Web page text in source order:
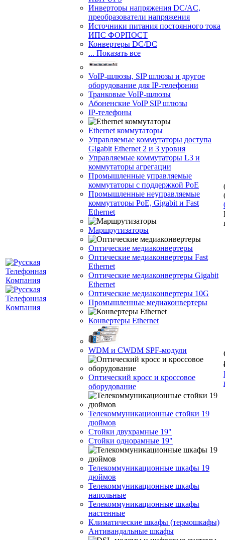
Инверторы напряжения DC/AC,
преобразователи напряжения
Источники питания постоянного тока
ИПС ФОРПОСТ
Конвертеры DC/DC
... Показать все
VoIP-шлюзы, SIP шлюзы и другое
оборудование для IP-телефонии
Транковые VoIP-шлюзы
Абоненские VoIP SIP шлюзы
IP-телефоны
Ethernet коммутаторы
Управляемые коммутаторы доступа
Gigabit Ethernet 2 и 3 уровня
Управляемые коммутаторы L3 и
коммутаторы агрегации
Промышленные управляемые
коммутаторы с поддержкой PoE
Промышленные неуправляемые
коммутаторы PoE, Gigabit и Fast
Ethernet
Маршрутизаторы
Оптические медиаконвертеры
Оптические медиаконвертеры Fast
Ethernet
Оптические медиаконвертеры Gigabit
Ethernet
Оптические медиаконвертеры 10G
Промышленные медиаконвертеры
Конвертеры Ethernet
WDM и CWDM SPF-модули
Оптический кросс и кроссовое
оборудование
Телекоммуникационные стойки 19
дюймов
Стойки двухрамные 19"
Стойки однорамные 19"
Телекоммуникационные шкафы 19
дюймов
Телекоммуникационные шкафы
напольные
Телекоммуникационные шкафы
настенные
Климатические шкафы (термошкафы)
Антивандальные шкафы